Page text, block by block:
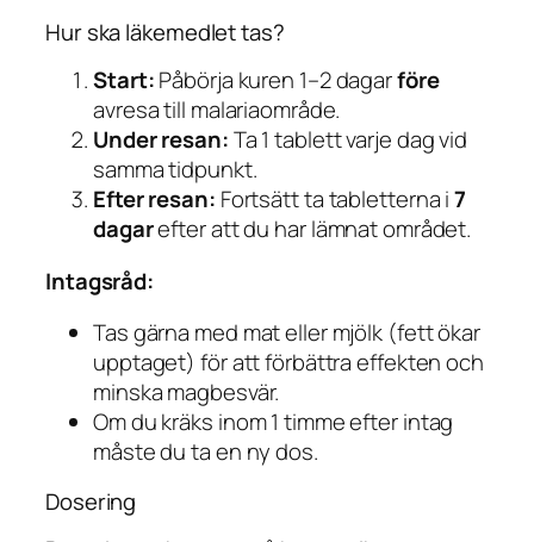
Hur ska läkemedlet tas?
Start:Påbörja kuren 1–2 dagarföre
avresa till malariaområde.
Under resan:Ta 1 tablett varje dag vid
samma tidpunkt.
Efter resan: Fortsätt ta tabletterna i7
dagarefter att du har lämnat området.
Intagsråd:
Tas gärna med mat eller mjölk (fett ökar
upptaget) för att förbättra effekten och
minska magbesvär.
Om du kräks inom 1 timme efter intag
måste du ta en ny dos.
Dosering